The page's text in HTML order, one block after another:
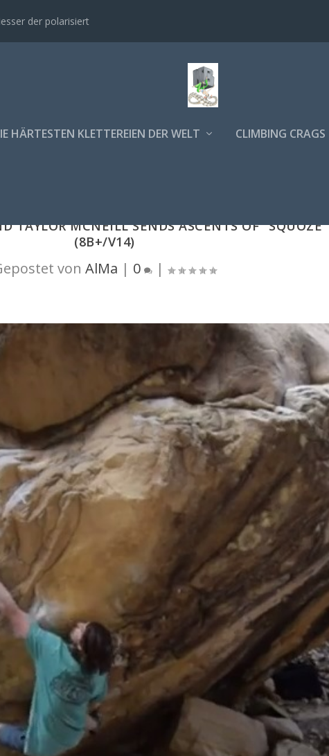
der polarisiert
HÄRTESTEN KLETTEREIEN DER WELT CLIMBING CRAGS
TAYLOR MCNEILL SENDS ASCENTS OF "SQUOZE"
(8B+/V14)
von AlMa | 0 |